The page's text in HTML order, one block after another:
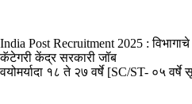
India Post Recruitment 2025 : विभागाचे
कॅटेगरी केंद्र सरकारी जॉब
वयोमर्यादा १८ ते २७ वर्षे [SC/ST- ०५